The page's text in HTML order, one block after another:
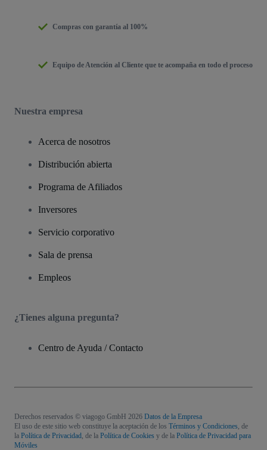
Compras con garantía al 100%
Equipo de Atención al Cliente que te acompaña en todo el proceso
Nuestra empresa
Acerca de nosotros
Distribución abierta
Programa de Afiliados
Inversores
Servicio corporativo
Sala de prensa
Empleos
¿Tienes alguna pregunta?
Centro de Ayuda / Contacto
Derechos reservados © viagogo GmbH 2026 Datos de la Empresa
El uso de este sitio web constituye la aceptación de los Términos y Condiciones, de
la Política de Privacidad, de la Política de Cookies y de la Política de Privacidad para
Móviles